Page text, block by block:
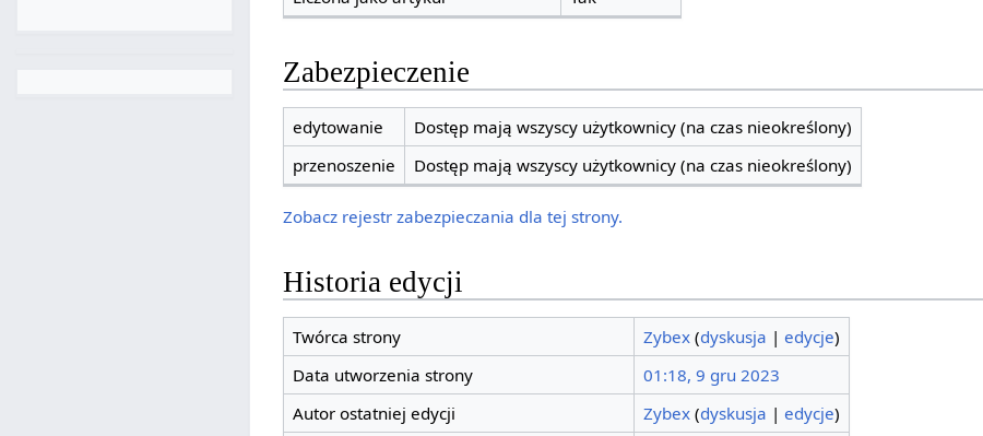
Zabezpieczenie
edytowanie
Dostęp mają wszyscy użytkownicy (na czas nieokreślony)
przenoszenie
Dostęp mają wszyscy użytkownicy (na czas nieokreślony)
Zobacz rejestr zabezpieczania dla tej strony.
Historia edycji
Twórca strony Zybex (dyskusja | edycje)
Data utworzenia strony
01:18, 9 gru 2023
Autor ostatniej edycji
Zybex (dyskusja | edycje)